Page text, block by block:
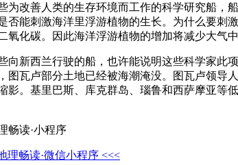
为改善人类的生存环境而工作的科学研究船，
否能刺激海洋里浮游植物的生长。为什么要
化碳。因此海洋浮游植物的增加将减少大气中
向新西兰行驶的船，也许能说明这些科学家
图瓦卢部分土地已经被海潮淹没。图瓦卢领
影。基里巴斯、库克群岛、瑙鲁和西萨摩亚
理畅读·微信小程序 <<<